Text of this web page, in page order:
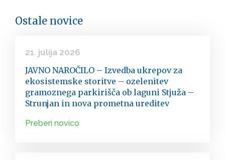
Ostale novice
21. julija 2026
JAVNO NAROČILO – Izvedba ukrepov za
ekosistemske storitve – ozelenitev
gramoznega parkirišča ob laguni Stjuža –
Strunjan in nova prometna ureditev
Preberi novico